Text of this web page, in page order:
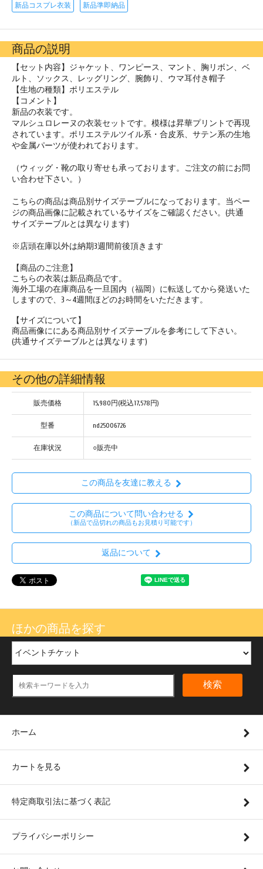
新品コスプレ衣装 新品準即納品
商品の説明
【セット内容】ジャケット、ワンピース、マント、胸リボン、ベ
ルト、ソックス、レッグリング、腕飾り、ウマ耳付き帽子
【生地の種類】ポリエステル
【コメント】
新品の衣装です。
マルシュロレーヌの衣装セットです。模様は昇華プリントで再現
されています。ポリエステルツイル系・合皮系、サテン系の生地
や金属パーツが使われております。
（ウィッグ・靴の取り寄せも承っております。ご注文の前にお問
い合わせ下さい。）
こちらの商品は商品別サイズテーブルになっております。当ペー
ジの商品画像に記載されているサイズをご確認ください。(共通
サイズテーブルとは異なります)
※店頭在庫以外は納期3週間前後頂きます
【商品のご注意】
こちらの衣装は新品商品です。
海外工場の在庫商品を一旦国内（福岡）に転送してから発送いた
しますので、3～4週間ほどのお時間をいただきます。
【サイズについて】
商品画像ににある商品別サイズテーブルを参考にして下さい。
(共通サイズテーブルとは異なります)
その他の詳細情報
販売価格 15,980円(税込17,578円)
型番 nd25006726
在庫状況 ○販売中
この商品を友達に教える
この商品について問い合わせる
（新品で品切れの商品もお見積り可能です）
返品について
ほかの商品を探す
検索
ホーム
カートを見る
特定商取引法に基づく表記
プライバシーポリシー